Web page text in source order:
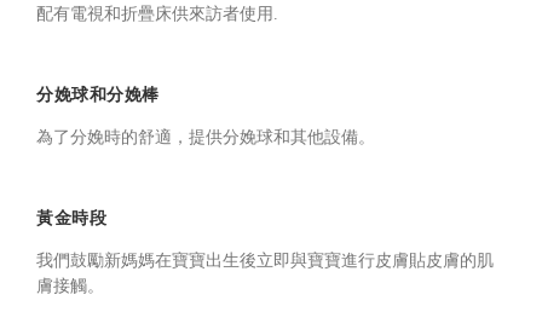
配有電視和折疊床供來訪者使用.
分娩球和分娩棒
為了分娩時的舒適，提供分娩球和其他設備。
黃金時段
我們鼓勵新媽媽在寶寶出生後立即與寶寶進行皮膚貼皮膚的肌
膚接觸。